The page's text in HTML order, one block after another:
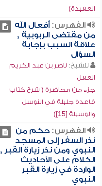
العقيدة)
الفهرس:أفعال الله
من مقتضى الربوبية ,
علاقة السبب بإجابة
السؤال
للشيخ: ناصر بن عبد الكريم
العقل
جزء من محاضرة ( شرح كتاب
قاعدة جليلة في التوسل
والوسيلة [15])
الفهرس:حكم من
نذر السفر إلى المسجد
النبوي ومن نذر زيارة القبر ,
الكلام على الأحاديث
الواردة في زيارة القبر
النبوي